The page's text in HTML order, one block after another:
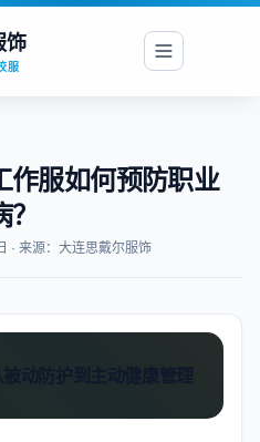
饰
服
作服如何预防职业
？
· 来源：大连思戴尔服饰
动防护到主动健康管理